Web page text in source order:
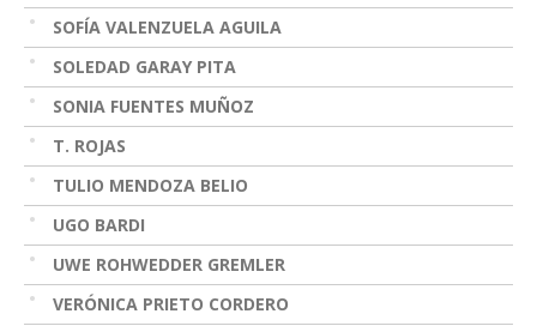
SOFÍA VALENZUELA AGUILA
SOLEDAD GARAY PITA
SONIA FUENTES MUÑOZ
T. ROJAS
TULIO MENDOZA BELIO
UGO BARDI
UWE ROHWEDDER GREMLER
VERÓNICA PRIETO CORDERO